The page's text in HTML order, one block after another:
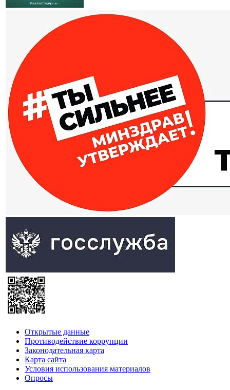
Открытые данные
Противодействие коррупции
Законодательная карта
Карта сайта
Условия использования материалов
Опросы